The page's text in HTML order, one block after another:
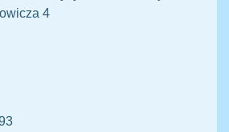
4